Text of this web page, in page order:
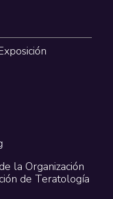
la Organización
de Teratología